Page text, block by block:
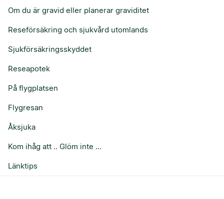
Om du är gravid eller planerar graviditet
Reseförsäkring och sjukvård utomlands
Sjukförsäkringsskyddet
Reseapotek
På flygplatsen
Flygresan
Åksjuka
Kom ihåg att .. Glöm inte ...
Länktips